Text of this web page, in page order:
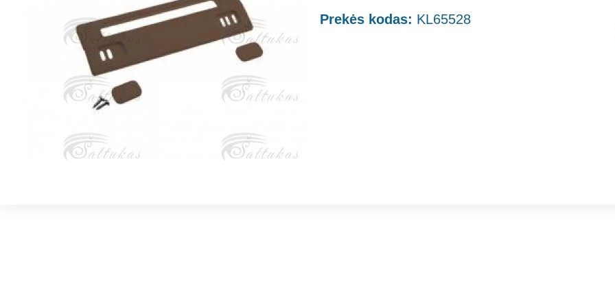
Prekės kodas: KL65528